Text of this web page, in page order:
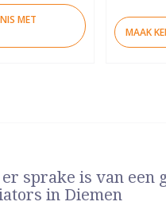
MET
MAAK
sprake is van een
in Diemen